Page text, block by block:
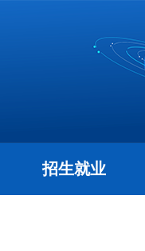
招生就业